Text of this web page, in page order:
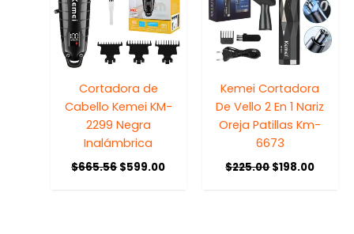
Cortadora de
Cabello Kemei KM-
2299 Negra
Inalámbrica
$665.56$599.00
Kemei Cortadora
De Vello 2 En 1 Nariz
Oreja Patillas Km-
6673
$225.00$198.00